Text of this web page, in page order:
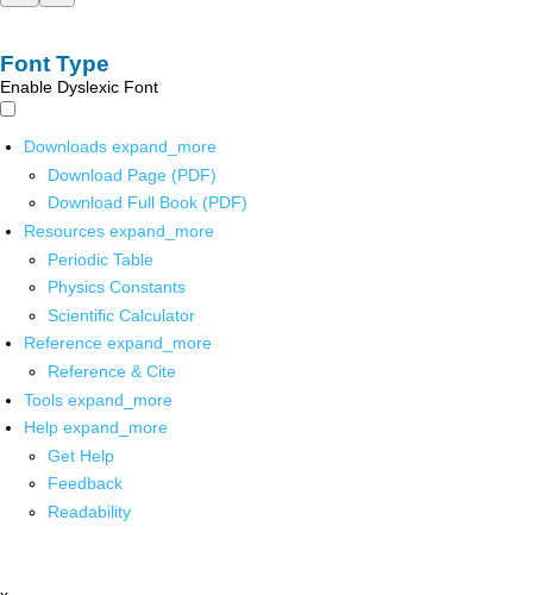
Font Type
Enable Dyslexic Font
Downloads expand_more
Download Page (PDF)
Download Full Book (PDF)
Resources expand_more
Periodic Table
Physics Constants
Scientific Calculator
Reference expand_more
Reference & Cite
Tools expand_more
Help expand_more
Get Help
Feedback
Readability